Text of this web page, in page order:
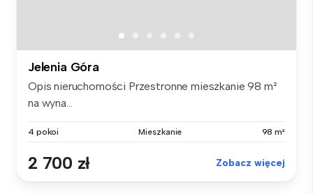
Jelenia Góra
Opis nieruchomości Przestronne mieszkanie 98 m²
na wyna...
4 pokoi Mieszkanie 98 m²
2 700 zł Zobacz więcej